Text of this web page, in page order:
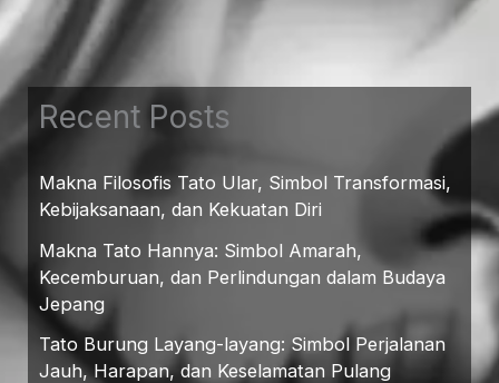
Recent Posts
Makna Filosofis Tato Ular, Simbol Transformasi,
Kebijaksanaan, dan Kekuatan Diri
Makna Tato Hannya: Simbol Amarah,
Kecemburuan, dan Perlindungan dalam Budaya
Jepang
Tato Burung Layang-layang: Simbol Perjalanan
Jauh, Harapan, dan Keselamatan Pulang